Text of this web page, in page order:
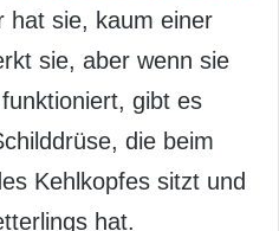
hat sie, kaum einer
sie, aber wenn sie
gibt es
die beim
Kehlkopfes sitzt und
hat.